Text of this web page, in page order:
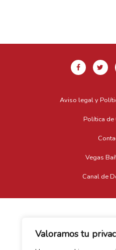
Valoramos tu
Aviso legal y
Política de
Vegas
Canal de